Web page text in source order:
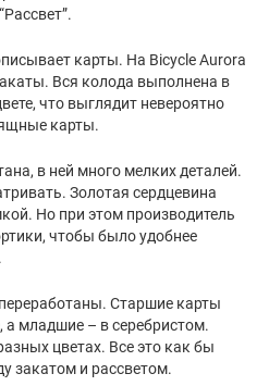
карты. На Bicycle Aurora
Вся колода выполнена в
что выглядит невероятно
карты.
в ней много мелких деталей.
Золотая сердцевина
Но при этом производитель
чтобы было удобнее
Старшие карты
а младшие – в серебристом.
цветах. Все это как бы
закатом и рассветом.